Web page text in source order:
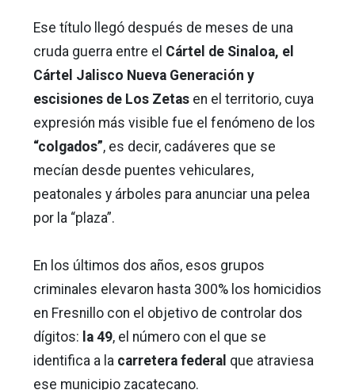
Ese título llegó después de meses de una
cruda guerra entre el Cártel de Sinaloa, el
Cártel Jalisco Nueva Generación y
escisiones de Los Zetas en el territorio, cuya
expresión más visible fue el fenómeno de los
“colgados”, es decir, cadáveres que se
mecían desde puentes vehiculares,
peatonales y árboles para anunciar una pelea
por la “plaza”.
En los últimos dos años, esos grupos
criminales elevaron hasta 300% los homicidios
en Fresnillo con el objetivo de controlar dos
dígitos: la 49, el número con el que se
identifica a la carretera federal que atraviesa
ese municipio zacatecano.